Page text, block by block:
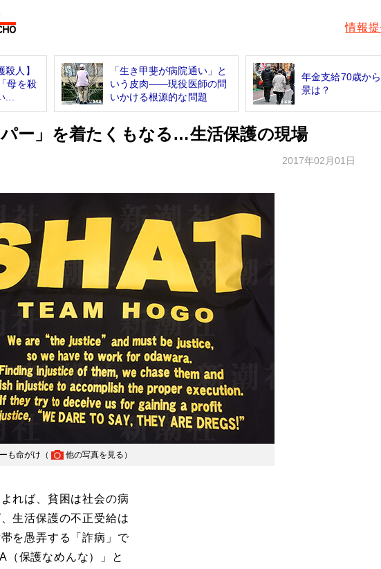
情報
殺人】
母を殺
「生き甲斐が病院通い」と
いう皮肉――現役医師の問
いかける根源的な問題
年金支給70歳か
景は？
パー」を着たくもなる…生活保護の現場
2017年02月01日
も命がけ（ 他の写真を見る ）
れば、貧困は社会の病
生活保護の不正受給は
を愚弄する「詐病」で
（保護なめんな）」と